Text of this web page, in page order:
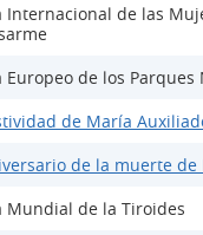
Internacional de las
Europeo de los Parques
de María
de la muerte de
Mundial de la Tiroides